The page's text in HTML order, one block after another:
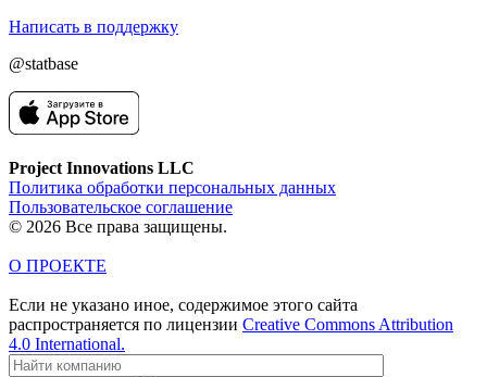
Написать в поддержку
@statbase
Project Innovations LLC
Политика обработки персональных данных
Пользовательское соглашение
© 2026 Все права защищены.
О ПРОЕКТЕ
Если не указано иное, содержимое этого сайта
распространяется по лицензии Creative Commons Attribution
4.0 International.